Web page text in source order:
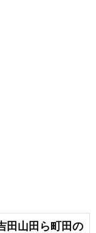
田山田ら町田の